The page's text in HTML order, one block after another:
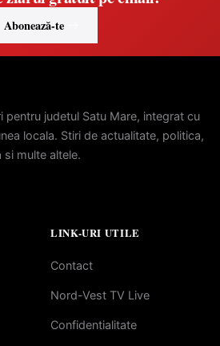
Abonează-te
pentru judetul Satu Mare, integrat cu
locala. Stiri de actualitate, politica,
multe altele.
LINK-URI UTILE
Contact
Nord-Vest TV Live
Confidentialitate